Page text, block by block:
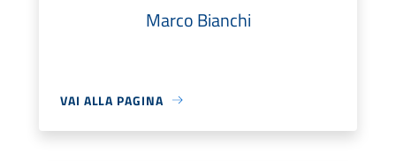
Marco Bianchi
VAI ALLA PAGINA